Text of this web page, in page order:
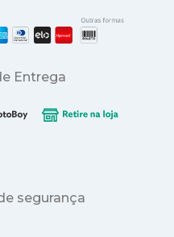
Entrega
segurança